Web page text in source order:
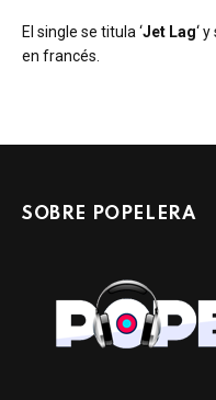
El single se titula ‘Jet Lag‘
en francés.
SOBRE POPELERA